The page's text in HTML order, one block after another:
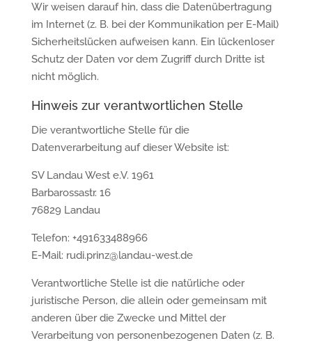
Wir weisen darauf hin, dass die Datenübertragung
im Internet (z. B. bei der Kommunikation per E-Mail)
Sicherheitslücken aufweisen kann. Ein lückenloser
Schutz der Daten vor dem Zugriff durch Dritte ist
nicht möglich.
Hinweis zur verantwortlichen Stelle
Die verantwortliche Stelle für die
Datenverarbeitung auf dieser Website ist:
SV Landau West e.V. 1961
Barbarossastr. 16
76829 Landau
Telefon: +491633488966
E-Mail: rudi.prinz@landau-west.de
Verantwortliche Stelle ist die natürliche oder
juristische Person, die allein oder gemeinsam mit
anderen über die Zwecke und Mittel der
Verarbeitung von personenbezogenen Daten (z. B.